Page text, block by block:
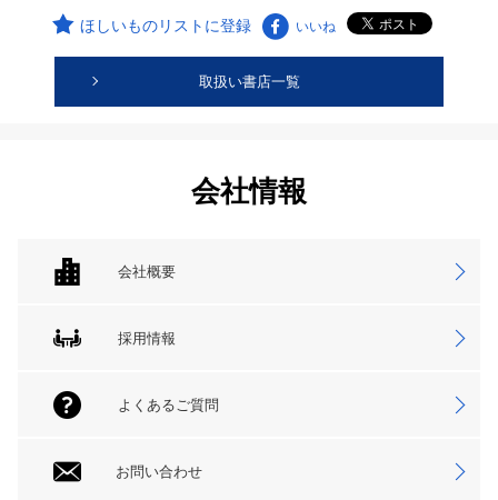
ほしいものリストに登録 いいね
取扱い書店一覧
会社情報
会社概要
採用情報
よくあるご質問
お問い合わせ